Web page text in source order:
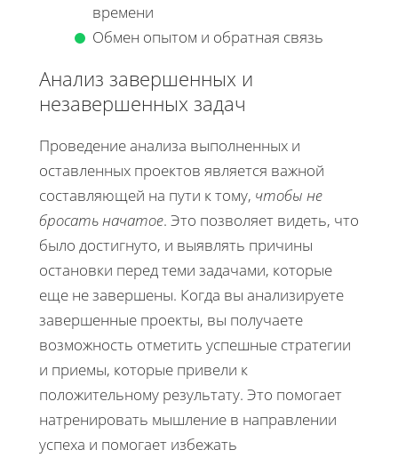
времени
Обмен опытом и обратная связь
Анализ завершенных и
незавершенных задач
Проведение анализа выполненных и
оставленных проектов является важной
составляющей на пути к тому, чтобы не
бросать начатое. Это позволяет видеть, что
было достигнуто, и выявлять причины
остановки перед теми задачами, которые
еще не завершены. Когда вы анализируете
завершенные проекты, вы получаете
возможность отметить успешные стратегии
и приемы, которые привели к
положительному результату. Это помогает
натренировать мышление в направлении
успеха и помогает избежать